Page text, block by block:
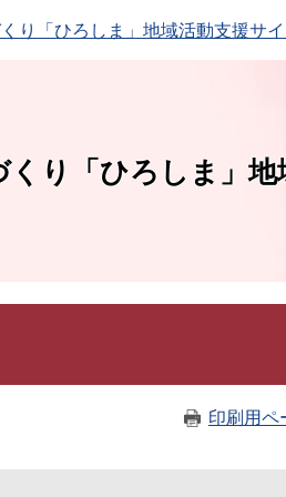
り「ひろしま」地域活動支援サイ
り「ひろしま」
印刷用ペ